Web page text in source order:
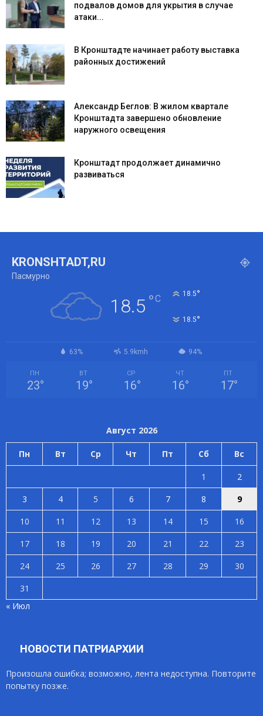
подвалов домов для укрытия в случае
атаки...
В Кронштадте начинает работу выставка
районных достижений
Александр Беглов: В жилом квартале
Кронштадта завершено обновление
наружного освещения
Кронштадт продолжает динамично
развиваться
KRONSHTADT,RU
Пасмурно
18.5 °C 18.5°
18.5°
63% 5.9kmh 94%
ПН
23°
ВТ
19°
СР
16°
ЧТ
16°
ПТ
17°
Август 2026
Пн Вт Ср Чт Пт Сб Вс
1
2
3
4 5 6 7 8
9
10
11 12 13 14 15
16
17
18 19 20 21 22
23
24
25 26 27 28 29
30
31
« Июл
НОВОСТИ ПАТРИАРХИИ
Произошла ошибка; возможно, лента недоступна. Повторите
попытку позже.